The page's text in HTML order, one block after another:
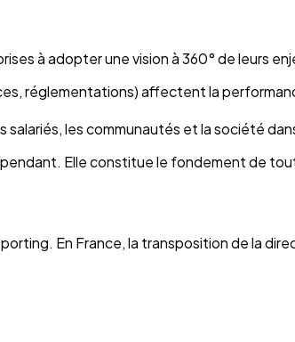
à adopter une vision à 360° de leurs
réglementations) affectent la
les communautés et la société
Elle constitue le fondement de
En France, la transposition de la